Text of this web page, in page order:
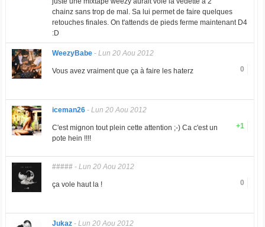
chainz sans trop de mal. Sa lui permet de faire quelques
retouches finales. On t'attends de pieds ferme maintenant D4
:D
WeezyBabe- Lun 20 Aou 2012
0
Vous avez vraiment que ça à faire les haterz
iceman26- Lun 20 Aou 2012
+1
C'est mignon tout plein cette attention ;-) Ca c'est un
pote hein !!!!
#####- Lun 20 Aou 2012
0
ça vole haut la !
Jukaz- Lun 20 Aou 2012